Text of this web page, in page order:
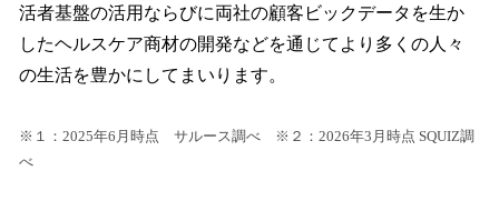
活者基盤の活用ならびに両社の顧客ビックデータを生か
したヘルスケア商材の開発などを通じてより多くの人々
の生活を豊かにしてまいります。
※１：2025年6月時点 サルース調べ ※２：2026年3月時点 SQUIZ調
べ